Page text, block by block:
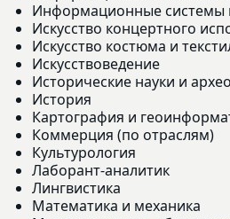
Информационные системы
Искусство концертного
Искусство костюма и
Искусствоведение
Исторические науки и
История
Картография и
Коммерция (по отраслям)
Культурология
Лаборант-аналитик
Лингвистика
Математика и механика